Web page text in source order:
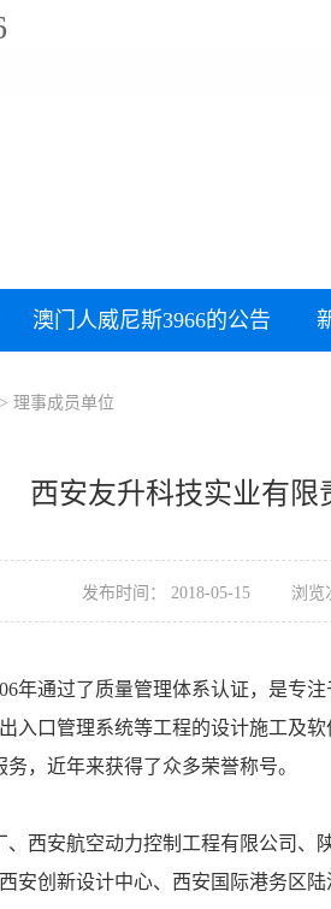
澳门人威尼斯3966的公告
理事成员单位
西安友升科技实业有限
发布时间： 2018-05-15 浏览
年通过了质量管理体系认证，是专
入口管理系统等工程的设计施工及
，近年来获得了众多荣誉称号。
西安航空动力控制工程有限公司、
安创新设计中心、西安国际港务区